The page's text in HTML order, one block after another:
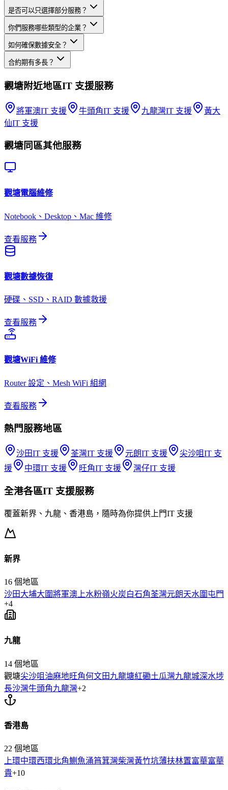
是否可以只選擇部分服務？
你們服務哪些類型的企業？
如何確保數據安全？
合約期有多長？
觀塘附近地區IT 支援服務
將軍澳IT 支援 牛頭角IT 支援 九龍灣IT 支援
黃大
仙IT 支援
觀塘同區其他服務
觀塘電腦維修
Notebook、Desktop、Mac 維修
查看服務
觀塘數據恢復
硬碟、SSD、RAID 數據救援
查看服務
觀塘WiFi 維修
Router 設定、Mesh WiFi 組網
查看服務
熱門服務地區
沙田IT 支援 荃灣IT 支援 元朗IT 支援 尖沙咀IT 支
援
中環IT 支援 旺角IT 支援 灣仔IT 支援
全港各區IT 支援服務
覆蓋新界、九龍、香港島，隨時為你提供上門IT 支援
新界
16 個地區
沙田大埔大圍將軍澳 上水粉嶺火炭白石角荃灣元朗天水圍 屯門
+4
九龍
14 個地區
觀塘尖沙咀 油麻地旺角何文田九龍塘紅磡土瓜灣九龍城深水埗
長沙灣牛頭角九龍灣+2
香港島
22 個地區
上環中環西環北角鰂魚涌筲箕灣柴灣黃竹坑薄扶林置富華富華
貴+10